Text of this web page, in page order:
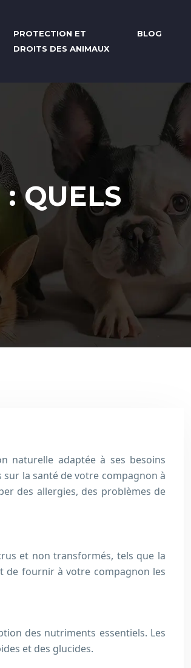
PROTECTION ET
DROITS DES ANIMAUX
BLOG
QUELS
naturelle adaptée à ses besoins
la santé de votre compagnon à
des allergies, des problèmes de
et non transformés, tels que la
de fournir à votre compagnon les
des nutriments essentiels. Les
et des glucides.